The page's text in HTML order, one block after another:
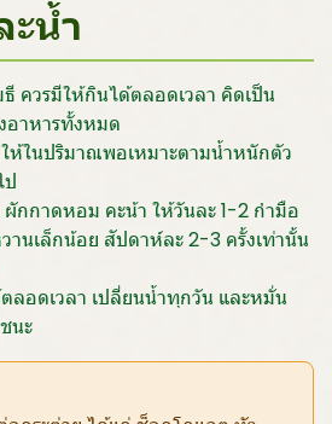
ะน้ำ
ควรมีให้กินได้ตลอดเวลา คิดเป็น
อาหารทั้งหมด
ห้ในปริมาณพอเหมาะตามน้ำหนักตัว
ป
ผักกาดหอม คะน้า ให้วันละ 1-2 กำมือ
านเล็กน้อย สัปดาห์ละ 2-3 ครั้งเท่านั้น
ลอดเวลา เปลี่ยนน้ำทุกวัน และหมั่น
นะ